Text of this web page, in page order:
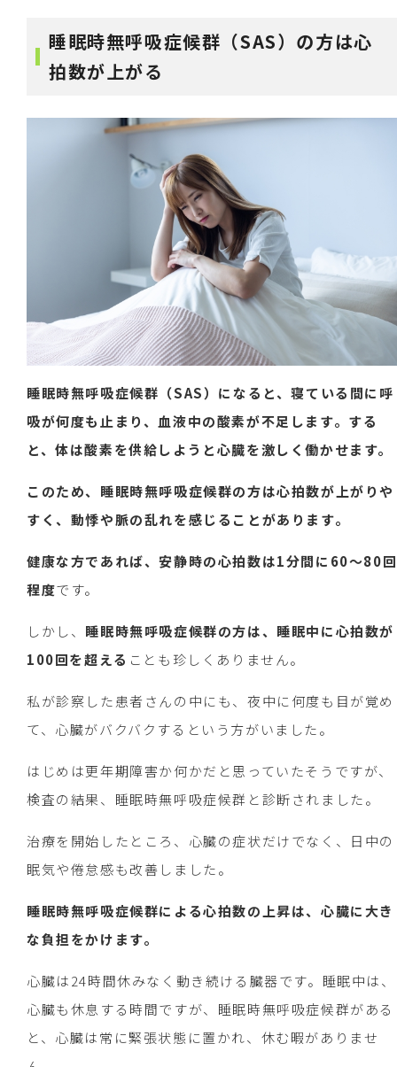
睡眠時無呼吸症候群（SAS）の方は心
拍数が上がる
睡眠時無呼吸症候群（SAS）になると、寝ている間に呼
吸が何度も止まり、血液中の酸素が不足します。する
と、体は酸素を供給しようと心臓を激しく働かせます。
このため、睡眠時無呼吸症候群の方は心拍数が上がりや
すく、動悸や脈の乱れを感じることがあります。
健康な方であれば、安静時の心拍数は1分間に60～80回
程度です。
しかし、 睡眠時無呼吸症候群の方は、睡眠中に心拍数が
100回を超える ことも珍しくありません。
私が診察した患者さんの中にも、夜中に何度も目が覚め
て、心臓がバクバクするという方がいました。
はじめは更年期障害か何かだと思っていたそうですが、
検査の結果、睡眠時無呼吸症候群と診断されました。
治療を開始したところ、心臓の症状だけでなく、日中の
眠気や倦怠感も改善しました。
睡眠時無呼吸症候群による心拍数の上昇は、心臓に大き
な負担をかけます。
心臓は24時間休みなく動き続ける臓器です。睡眠中は、
心臓も休息する時間ですが、睡眠時無呼吸症候群がある
と、心臓は常に緊張状態に置かれ、休む暇がありませ